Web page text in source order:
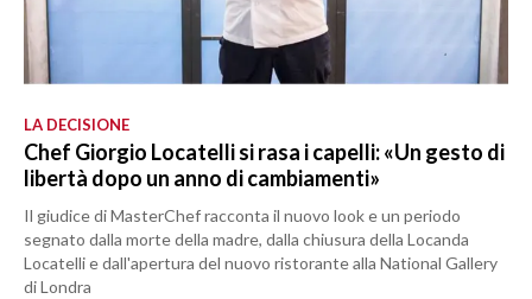
LA DECISIONE
Chef Giorgio Locatelli si rasa i capelli: «Un gesto di
libertà dopo un anno di cambiamenti»
Il giudice di MasterChef racconta il nuovo look e un periodo
segnato dalla morte della madre, dalla chiusura della Locanda
Locatelli e dall'apertura del nuovo ristorante alla National Gallery
di Londra